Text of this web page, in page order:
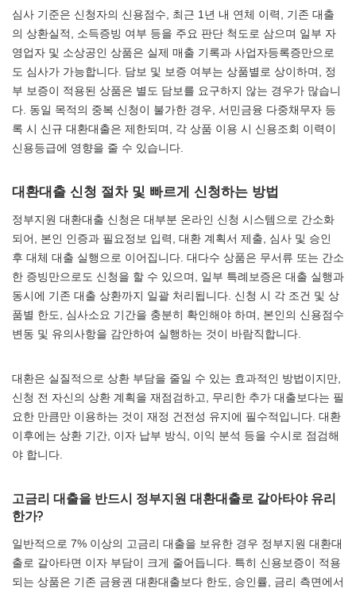
심사 기준은 신청자의 신용점수, 최근 1년 내 연체 이력, 기존 대출
의 상환실적, 소득증빙 여부 등을 주요 판단 척도로 삼으며 일부 자
영업자 및 소상공인 상품은 실제 매출 기록과 사업자등록증만으로
도 심사가 가능합니다. 담보 및 보증 여부는 상품별로 상이하며, 정
부 보증이 적용된 상품은 별도 담보를 요구하지 않는 경우가 많습니
다. 동일 목적의 중복 신청이 불가한 경우, 서민금융 다중채무자 등
록 시 신규 대환대출은 제한되며, 각 상품 이용 시 신용조회 이력이
신용등급에 영향을 줄 수 있습니다.
대환대출 신청 절차 및 빠르게 신청하는 방법
정부지원 대환대출 신청은 대부분 온라인 신청 시스템으로 간소화
되어, 본인 인증과 필요정보 입력, 대환 계획서 제출, 심사 및 승인
후 대체 대출 실행으로 이어집니다. 대다수 상품은 무서류 또는 간소
한 증빙만으로도 신청을 할 수 있으며, 일부 특례보증은 대출 실행과
동시에 기존 대출 상환까지 일괄 처리됩니다. 신청 시 각 조건 및 상
품별 한도, 심사소요 기간을 충분히 확인해야 하며, 본인의 신용점수
변동 및 유의사항을 감안하여 실행하는 것이 바람직합니다.
대환은 실질적으로 상환 부담을 줄일 수 있는 효과적인 방법이지만,
신청 전 자신의 상환 계획을 재점검하고, 무리한 추가 대출보다는 필
요한 만큼만 이용하는 것이 재정 건전성 유지에 필수적입니다. 대환
이후에는 상환 기간, 이자 납부 방식, 이익 분석 등을 수시로 점검해
야 합니다.
고금리 대출을 반드시 정부지원 대환대출로 갈아타야 유리
한가?
일반적으로 7% 이상의 고금리 대출을 보유한 경우 정부지원 대환대
출로 갈아타면 이자 부담이 크게 줄어듭니다. 특히 신용보증이 적용
되는 상품은 기존 금융권 대환대출보다 한도, 승인률, 금리 측면에서